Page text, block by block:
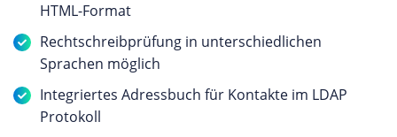
HTML-Format
Rechtschreibprüfung in unterschiedlichen
Sprachen möglich
Integriertes Adressbuch für Kontakte im LDAP
Protokoll